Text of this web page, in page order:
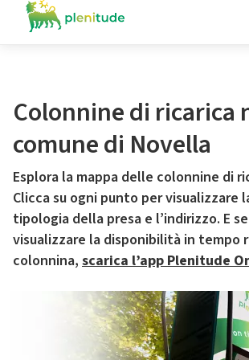
Colonnine di ricarica
comune di Novella
Esplora la mappa delle colonnine di
Clicca su ogni punto per visualizzare
tipologia della presa e l’indirizzo. E
visualizzare la disponibilità in tempo
colonnina, scarica l’app Plenitude